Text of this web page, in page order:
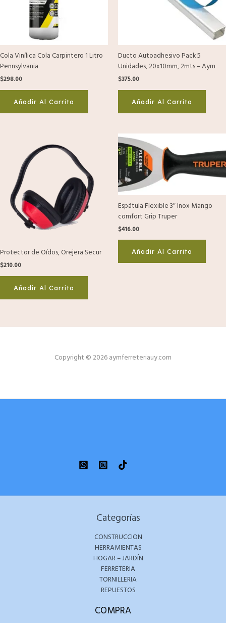
Cola Vinílica Cola Carpintero 1 Litro
Pennsylvania
$298.00
Añadir Al Carrito
Ducto Autoadhesivo Pack 5
Unidades, 20x10mm, 2mts – Aym
$375.00
Añadir Al Carrito
Protector de Oídos, Orejera Secur
$210.00
Añadir Al Carrito
Espátula Flexible 3″ Inox Mango
comfort Grip Truper
$416.00
Añadir Al Carrito
Copyright © 2026 aymferreteriauy.com
Categorías
CONSTRUCCION
HERRAMIENTAS
HOGAR – JARDÍN
FERRETERIA
TORNILLERIA
REPUESTOS
COMPRA